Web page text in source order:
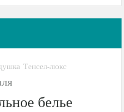
Тенсел-люкс
белье